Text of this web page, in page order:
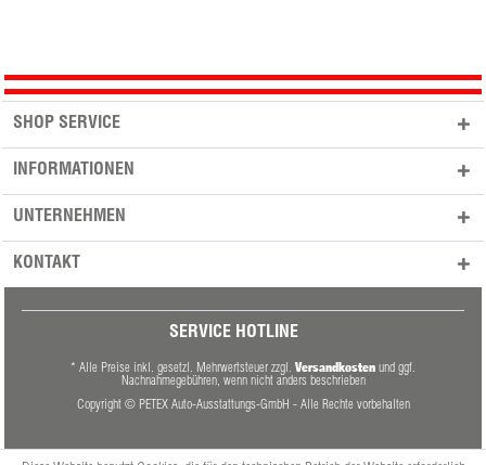
SHOP SERVICE
INFORMATIONEN
UNTERNEHMEN
KONTAKT
SERVICE HOTLINE
* Alle Preise inkl. gesetzl. Mehrwertsteuer zzgl. Versandkosten und ggf.
Nachnahmegebühren, wenn nicht anders beschrieben
Copyright © PETEX Auto-Ausstattungs-GmbH - Alle Rechte vorbehalten